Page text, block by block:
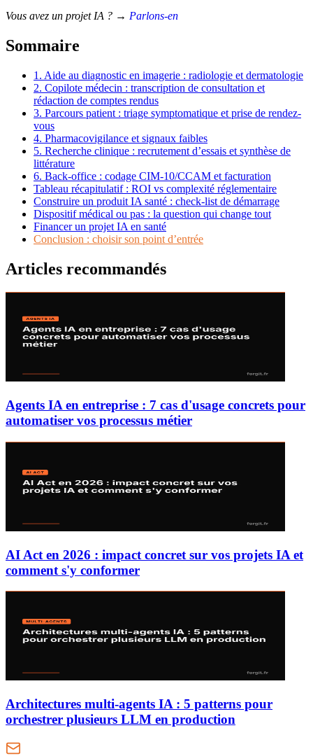
Vous avez un projet IA ? → Parlons-en
Sommaire
1. Aide au diagnostic en imagerie : radiologie et dermatologie
2. Copilote médecin : transcription de consultation et
rédaction de comptes rendus
3. Parcours patient : triage symptomatique et prise de rendez-
vous
4. Pharmacovigilance et signaux faibles
5. Recherche clinique : recrutement d’essais et synthèse de
littérature
6. Back-office : codage CIM-10/CCAM et facturation
Tableau récapitulatif : ROI vs complexité réglementaire
Construire un produit IA santé : check-list de démarrage
Dispositif médical ou pas : la question qui change tout
Financer un projet IA en santé
Conclusion : choisir son point d’entrée
Articles recommandés
Agents IA en entreprise : 7 cas d'usage concrets pour
automatiser vos processus métier
AI Act en 2026 : impact concret sur vos projets IA et
comment s'y conformer
Architectures multi-agents IA : 5 patterns pour
orchestrer plusieurs LLM en production